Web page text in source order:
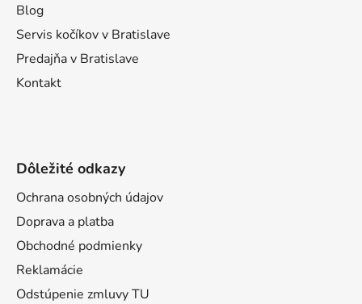
Blog
Servis kočíkov v Bratislave
Predajňa v Bratislave
Kontakt
Dôležité odkazy
Ochrana osobných údajov
Doprava a platba
Obchodné podmienky
Reklamácie
Odstúpenie zmluvy TU